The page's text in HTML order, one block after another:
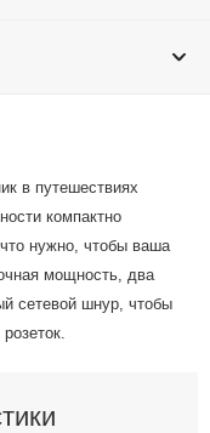
в путешествиях
компактно
нужно, чтобы ваша
мощность, два
сетевой шнур, чтобы